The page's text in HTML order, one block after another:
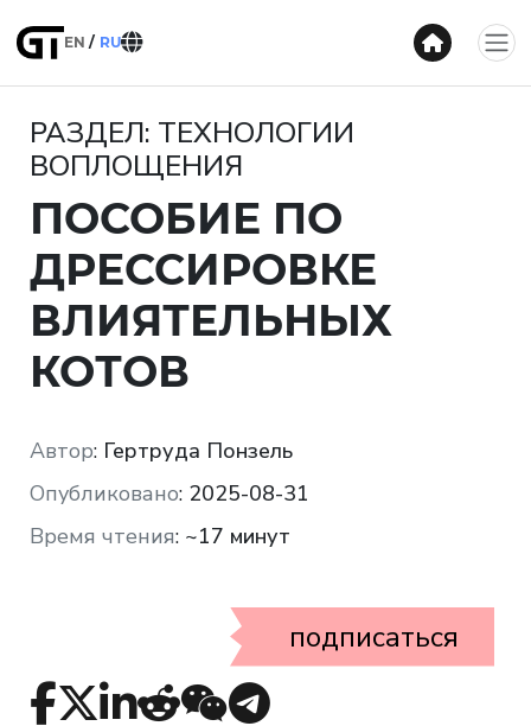
EN RU
РАЗДЕЛ: ТЕХНОЛОГИИ
ВОПЛОЩЕНИЯ
ПОСОБИЕ ПО
ДРЕССИРОВКЕ
ВЛИЯТЕЛЬНЫХ
КОТОВ
Автор: Гертруда Понзель
Опубликовано: 2025-08-31
Время чтения: ~17 минут
подписаться